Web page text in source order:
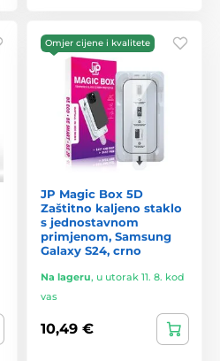
Omjer cijene i kvalitete
JP Magic Box 5D
Zaštitno kaljeno staklo
s jednostavnom
primjenom, Samsung
Galaxy S24, crno
Na lageru, u utorak 11. 8. kod
vas
10,49 €